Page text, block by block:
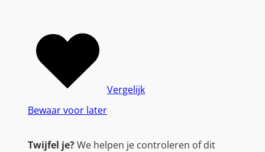
Bewaar voor later
Vergelijk
Twijfel je?We helpen je controleren of dit